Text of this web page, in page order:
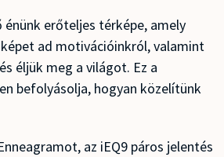
énünk erőteljes térképe, amely
ad motivációinkról, valamint
éljük meg a világot. Ez a
befolyásolja, hogyan közelítünk
az iEQ9 páros jelentés